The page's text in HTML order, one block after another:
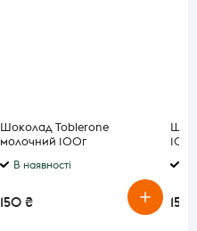
Шоколад Toblerone
молочний 100г
В наявності
150 ₴
100г
150